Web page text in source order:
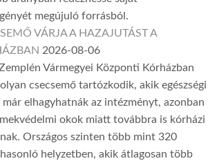
megújuló forrásból.
VÁRJA A HAZAJUTÁST A
2026-08-06
Vármegyei Központi Kórházban
csecsemő tartózkodik, akik egészségi
elhagyhatnák az intézményt, azonban
okok miatt továbbra is kórházi
Országos szinten több mint 320
helyzetben, akik átlagosan több